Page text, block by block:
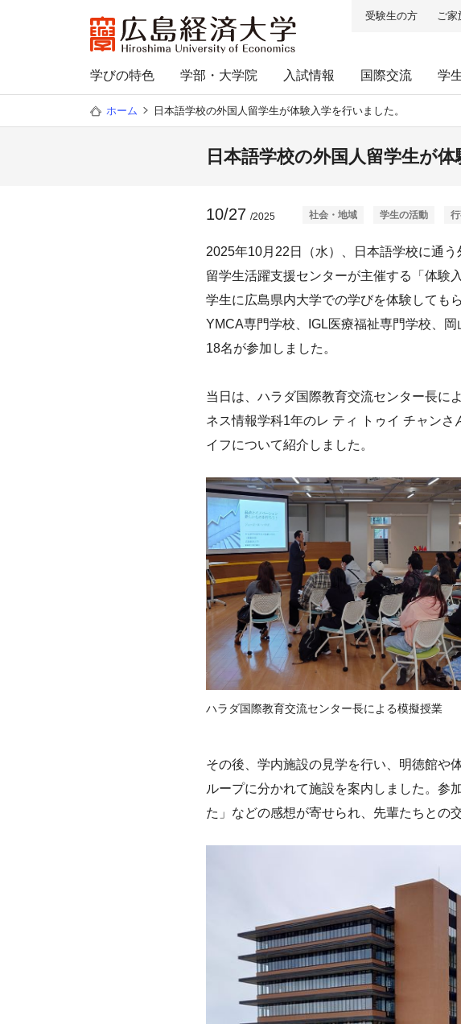
受験生の方 ご家
学びの特色 学部・大学院 入試情報 国際交流 学
ホーム 日本語学校の外国人留学生が体験入学を行いました。
日本語学校の外国人留学生が体
10/27 /2025 社会・地域 学生の活動
2025年10月22日（水）、日本語学校に通
留学生活躍支援センターが主催する「体験
学生に広島県内大学での学びを体験しても
YMCA専門学校、IGL医療福祉専門学校、
18名が参加しました。
当日は、ハラダ国際教育交流センター長に
ネス情報学科1年のレ ティ トゥイ チャン
イフについて紹介しました。
ハラダ国際教育交流センター長による模擬授業
その後、学内施設の見学を行い、明徳館や
ループに分かれて施設を案内しました。参
た」などの感想が寄せられ、先輩たちとの